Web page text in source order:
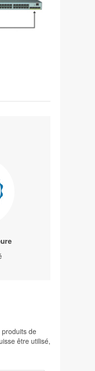
de
être utilisé,